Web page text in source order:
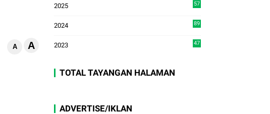
A A
2025
57
2024
89
2023 47
TOTAL TAYANGAN HALAMAN
ADVERTISE/IKLAN